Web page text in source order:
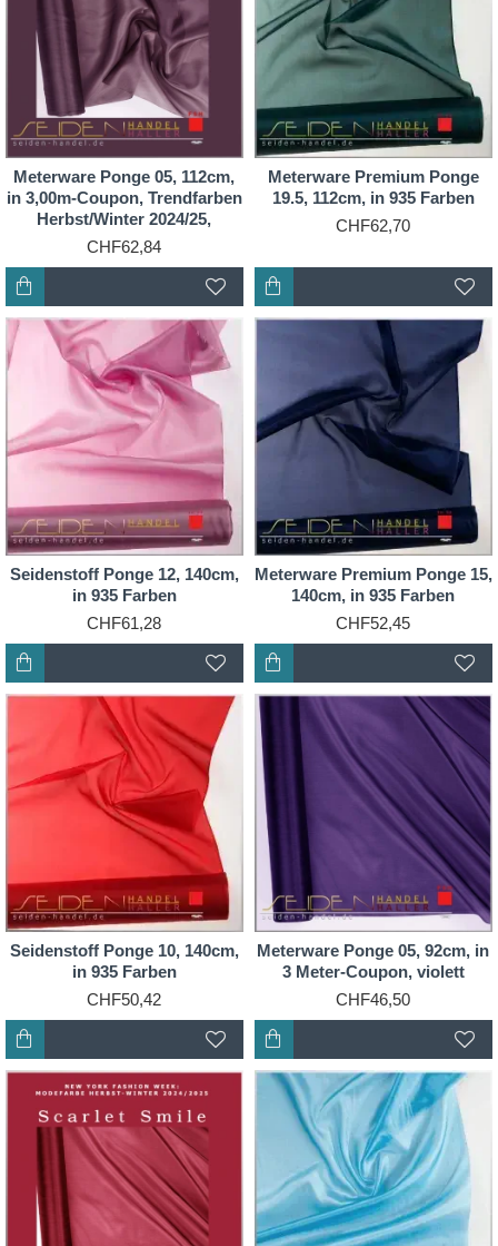
Meterware Ponge 05, 112cm,
in 3,00m-Coupon, Trendfarben
Herbst/Winter 2024/25,
CHF62,84
Meterware Premium Ponge
19.5, 112cm, in 935 Farben
CHF62,70
Seidenstoff Ponge 12, 140cm,
in 935 Farben
CHF61,28
Meterware Premium Ponge 15,
140cm, in 935 Farben
CHF52,45
Seidenstoff Ponge 10, 140cm,
in 935 Farben
CHF50,42
Meterware Ponge 05, 92cm, in
3 Meter-Coupon, violett
CHF46,50